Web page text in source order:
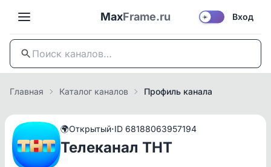
MaxFrame.ru ☀️ Вход
Главная Каталог каналов Профиль канала
🌍Открытый·ID 68188063957194
Телеканал ТНТ